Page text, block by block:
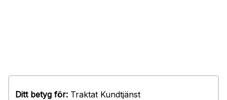
Ditt betyg för: Traktat Kundtjänst